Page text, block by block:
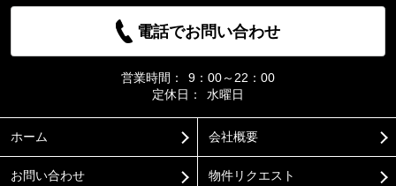
電話でお問い合わせ
営業時間：
9：00～22：00
定休日：
水曜日
ホーム 会社概要
お問い合わせ 物件リクエスト